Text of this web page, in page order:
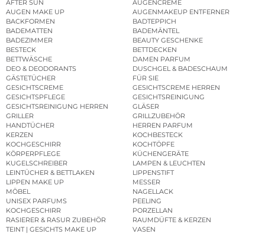
AFTER SUN
AUGENCREME
AUGEN MAKE UP
AUGENMAKEUP ENTFERNER
BACKFORMEN
BADTEPPICH
BADEMATTEN
BADEMÄNTEL
BADEZIMMER
BEAUTY GESCHENKE
BESTECK
BETTDECKEN
BETTWÄSCHE
DAMEN PARFUM
DEO & DEODORANTS
DUSCHGEL & BADESCHAUM
GÄSTETÜCHER
FÜR SIE
GESICHTSCREME
GESICHTSCREME HERREN
GESICHTSPFLEGE
GESICHTSREINIGUNG
GESICHTSREINIGUNG HERREN
GLÄSER
GRILLER
GRILLZUBEHÖR
HANDTÜCHER
HERREN PARFUM
KERZEN
KOCHBESTECK
KOCHGESCHIRR
KOCHTÖPFE
KÖRPERPFLEGE
KÜCHENGERÄTE
KUGELSCHREIBER
LAMPEN & LEUCHTEN
LEINTÜCHER & BETTLAKEN
LIPPENSTIFT
LIPPEN MAKE UP
MESSER
MÖBEL
NAGELLACK
UNISEX PARFUMS
PEELING
KOCHGESCHIRR
PORZELLAN
RASIERER & RASUR ZUBEHÖR
RAUMDÜFTE & KERZEN
TEINT | GESICHTS MAKE UP
VASEN